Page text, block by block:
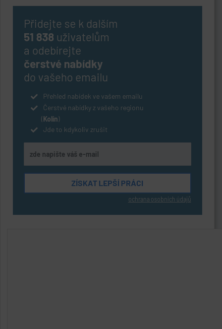
Přidejte se k dalším
51 838 uživatelům
a odebírejte
čerstvé nabídky
do vašeho emailu
Přehled nabídek ve vašem emailu
Čerstvé nabídky z vašeho regionu
(Kolín)
Jde to kdykoliv zrušit
ochrana osobních údajů